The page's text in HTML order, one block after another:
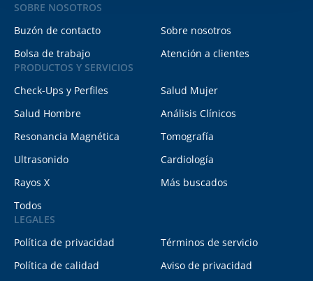
SOBRE NOSOTROS
Buzón de contacto
Sobre nosotros
Bolsa de trabajo
Atención a clientes
PRODUCTOS Y SERVICIOS
Check-Ups y Perfiles
Salud Mujer
Salud Hombre
Análisis Clínicos
Resonancia Magnética
Tomografía
Ultrasonido
Cardiología
Rayos X
Más buscados
Todos
LEGALES
Política de privacidad
Términos de servicio
Política de calidad
Aviso de privacidad